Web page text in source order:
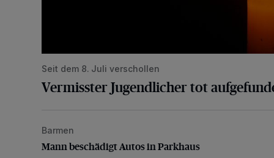
Seit dem 8. Juli verschollen
Vermisster Jugendlicher tot
Mann beschädigt Autos in Parkhaus
Barmen
Mann beschädigt Autos in Parkhaus